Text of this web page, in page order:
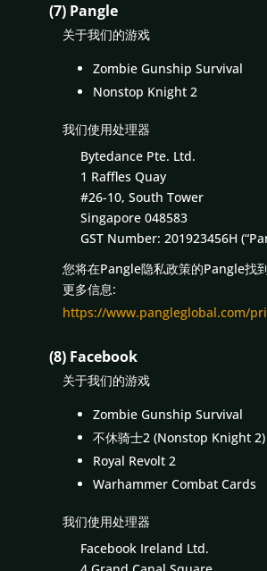
(7) Pangle
关于我们的游戏
Zombie Gunship Survival
Nonstop Knight 2
我们使用处理器
Bytedance Pte. Ltd.
1 Raffles Quay
#26-10, South Tower
Singapore 048583
GST Number: 201923456H
您将在Pangle隐私政策的Pangle找
更多信息:
https://www.pangleglobal.com/
(8) Facebook
关于我们的游戏
Zombie Gunship Survival
不休骑士2 (Nonstop Knight 2)
Royal Revolt 2
Warhammer Combat Cards
我们使用处理器
Facebook Ireland Ltd.